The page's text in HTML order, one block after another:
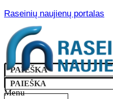
Raseinių naujienų portalas
Menu